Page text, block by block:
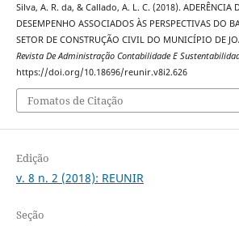
Silva, A. R. da, & Callado, A. L. C. (2018). ADERÊNCIA
DESEMPENHO ASSOCIADOS ÀS PERSPECTIVAS DO
SETOR DE CONSTRUÇÃO CIVIL DO MUNICÍPIO DE
Revista De Administração Contabilidade E
https://doi.org/10.18696/reunir.v8i2.626
Fomatos de Citação
Edição
v. 8 n. 2 (2018): REUNIR
Seção